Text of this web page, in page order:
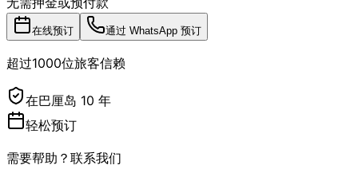
在线预订 通过 WhatsApp 预订
超过1000位旅客信赖
在巴厘岛 10 年
轻松预订
需要帮助？联系我们